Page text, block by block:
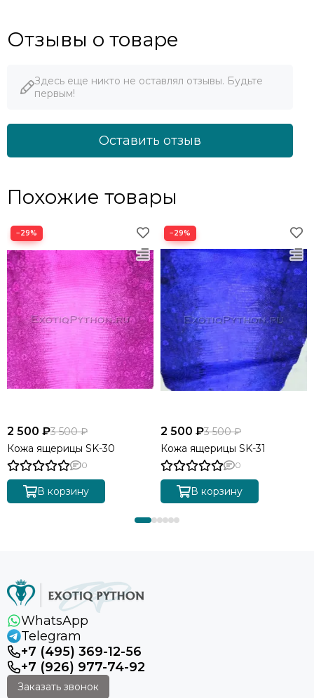
Отзывы о товаре
Здесь еще никто не оставлял отзывы. Будьте
первым!
Оставить отзыв
Похожие товары
−29%
2 500 ₽3 500 ₽
Кожа ящерицы SK-30
0
В корзину
−29%
2 500 ₽3 500 ₽
Кожа ящерицы SK-31
0
В корзину
WhatsApp
Telegram
+7 (495) 369-12-56
+7 (926) 977-74-92
Заказать звонок